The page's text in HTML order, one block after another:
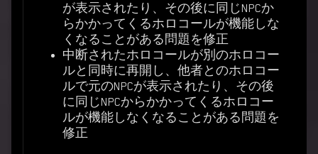
が表示されたり、その後に同じNPCか
らかかってくるホロコールが機能しな
くなることがある問題を修正
中断されたホロコールが別のホロコー
ルと同時に再開し、他者とのホロコー
ルで元のNPCが表示されたり、その後
に同じNPCからかかってくるホロコー
ルが機能しなくなることがある問題を
修正